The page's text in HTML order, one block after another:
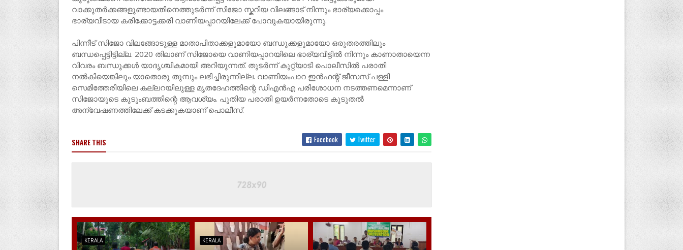
വാക്കുതര്‍ക്കങ്ങളുണ്ടായതിനെത്തുടര്‍ന്ന് സിജോ സ്കറിയ വിലങ്ങാട് നിന്നും ഭാര്യക്കൊപ്പം
ഭാര്യവീടായ കരിക്കോട്ടക്കരി വാണിയപ്പാറയിലേക്ക് പോവുകയായിരുന്നു.
പിന്നീട് സിജോ വിലങ്ങോടുള്ള മാതാപിതാക്കളുമായോ ബന്ധുക്കളുമായോ ഒരുതരത്തിലും
ബന്ധപ്പെട്ടിട്ടില്ല. 2020 തിലാണ് സിജോയെ വാണിയപ്പാറയിലെ ഭാര്യവീട്ടില്‍ നിന്നും കാണാതായെന്ന
വിവരം ബന്ധുക്കള്‍ യാദൃശ്ചികമായി അറിയുന്നത്. തുടര്‍ന്ന് കുറ്റ്യാടി പൊലീസില്‍ പരാതി
നല്‍കിയെങ്കിലും യാതൊരു തുമ്പും ലഭിച്ചിരുന്നില്ല. വാണിയംപാറ ഇൻഫന്റ് ജീസസ് പള്ളി
സെമിത്തേരിയിലെ കല്ലറയിലുള്ള മൃതദേഹത്തിന്റെ ഡിഎന്‍എ പരിശോധന നടത്തണമെന്നാണ്
സിജോയുടെ കുടുംബത്തിന്റെ ആവശ്യം. പുതിയ പരാതി ഉയര്‍ന്നതോടെ കൂടുതല്‍
അന്വേഷണത്തിലേക്ക് കടക്കുകയാണ് പൊലീസ്.
SHARE THIS Facebook Twitter
KERALA KERALA